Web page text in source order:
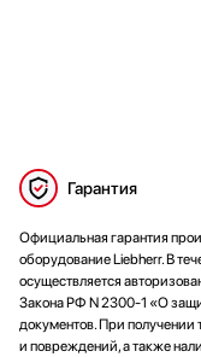
Гарантия
Официальная гарантия
оборудование Liebherr. В
осуществляется
Закона РФ N 2300-1 «О
документов. При получении
и повреждений, а также